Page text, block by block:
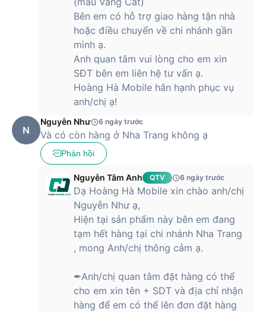
Bên em có hỗ trợ giao hàng tận nhà
hoặc điều chuyển về chi nhánh gần
mình ạ.
Anh quan tâm vui lòng cho em xin
SĐT bên em liên hệ tư vấn ạ.
Hoàng Hà Mobile hân hạnh phục vụ
anh/chị ạ!
N
Nguyễn Như 6 ngày trước
Và có còn hàng ở Nha Trang không ạ
Phản hồi
Nguyễn Tâm Anh QTV 6 ngày trước
Dạ Hoàng Hà Mobile xin chào anh/chị
Nguyễn Như ạ,
Hiện tại sản phẩm này bên em đang
tạm hết hàng tại chi nhánh Nha Trang
, mong Anh/chị thông cảm ạ.
✒Anh/chị quan tâm đặt hàng có thể
cho em xin tên + SDT và địa chỉ nhận
hàng để em có thể lên đơn đặt hàng